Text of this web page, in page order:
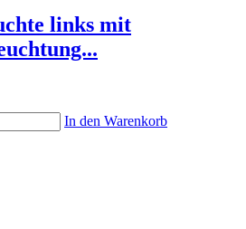
links mit
In den Warenkorb